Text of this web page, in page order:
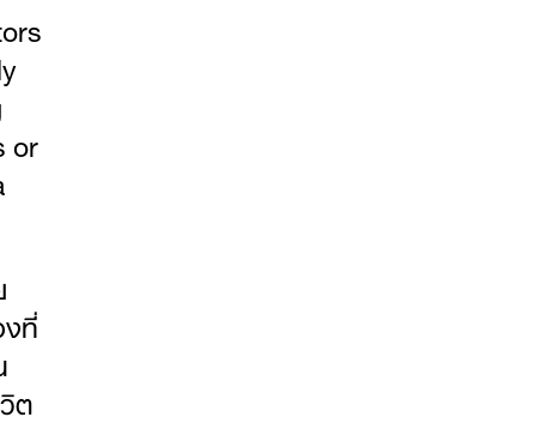
or
ที่
ต